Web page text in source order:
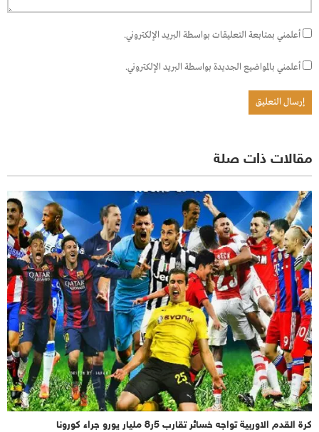
أعلمني بمتابعة التعليقات بواسطة البريد الإلكتروني.
أعلمني بالمواضيع الجديدة بواسطة البريد الإلكتروني.
مقالات ذات صلة
كرة القدم الاوربية تواجه خسائر تقارب 5ر8 مليار يورو جراء كورونا